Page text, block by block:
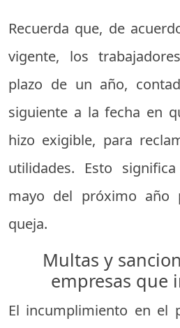
Recuerda que, de
vigente, los
plazo de un año,
siguiente a la fecha en
hizo exigible, para
utilidades. Esto
mayo del próximo año
queja.
Multas y
empresas que
El incumplimiento en el